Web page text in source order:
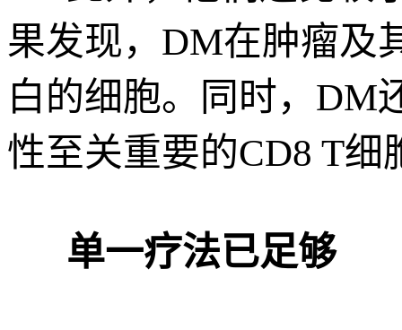
果发现，DM在肿瘤及
白的细胞。同时，DM
性至关重要的CD8 T细
单一疗法已足够